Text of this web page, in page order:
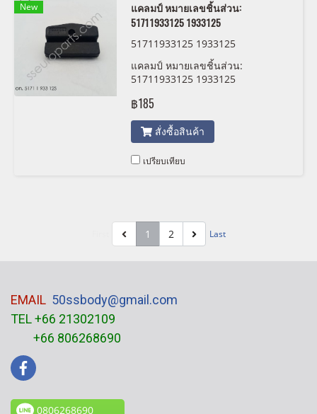
New
แคลมป์ หมายเลขชิ้นส่วน:
51711933125 1933125
51711933125 1933125
แคลมป์ หมายเลขชิ้นส่วน:
51711933125 1933125
฿185
สั่งซื้อสินค้า
เปรียบเทียบ
1 2 Last
EMAIL 50ssbody@gmail.com
TEL +66 21302109
+66 806268690
0806268690